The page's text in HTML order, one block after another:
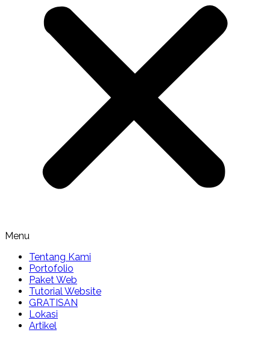
Menu
Tentang Kami
Portofolio
Paket Web
Tutorial Website
GRATISAN
Lokasi
Artikel